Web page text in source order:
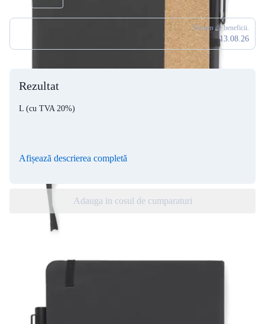
Termen de beneficii.
13.08.26
Rezultat
L (cu TVA 20%)
Afișează descrierea completă
Adauga in cosul de cumparaturi
personalizat, cantitatea minima - 10 buc.
ZENIX set notebook cu pix
ZENIX